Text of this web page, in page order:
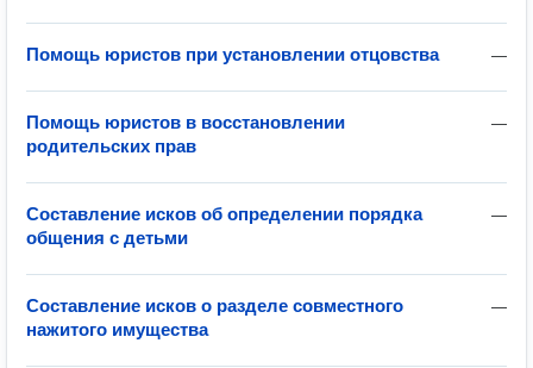
—
Помощь юристов при установлении отцовства
—
Помощь юристов в восстановлении
родительских прав
—
Составление исков об определении порядка
общения с детьми
—
Составление исков о разделе совместного
нажитого имущества